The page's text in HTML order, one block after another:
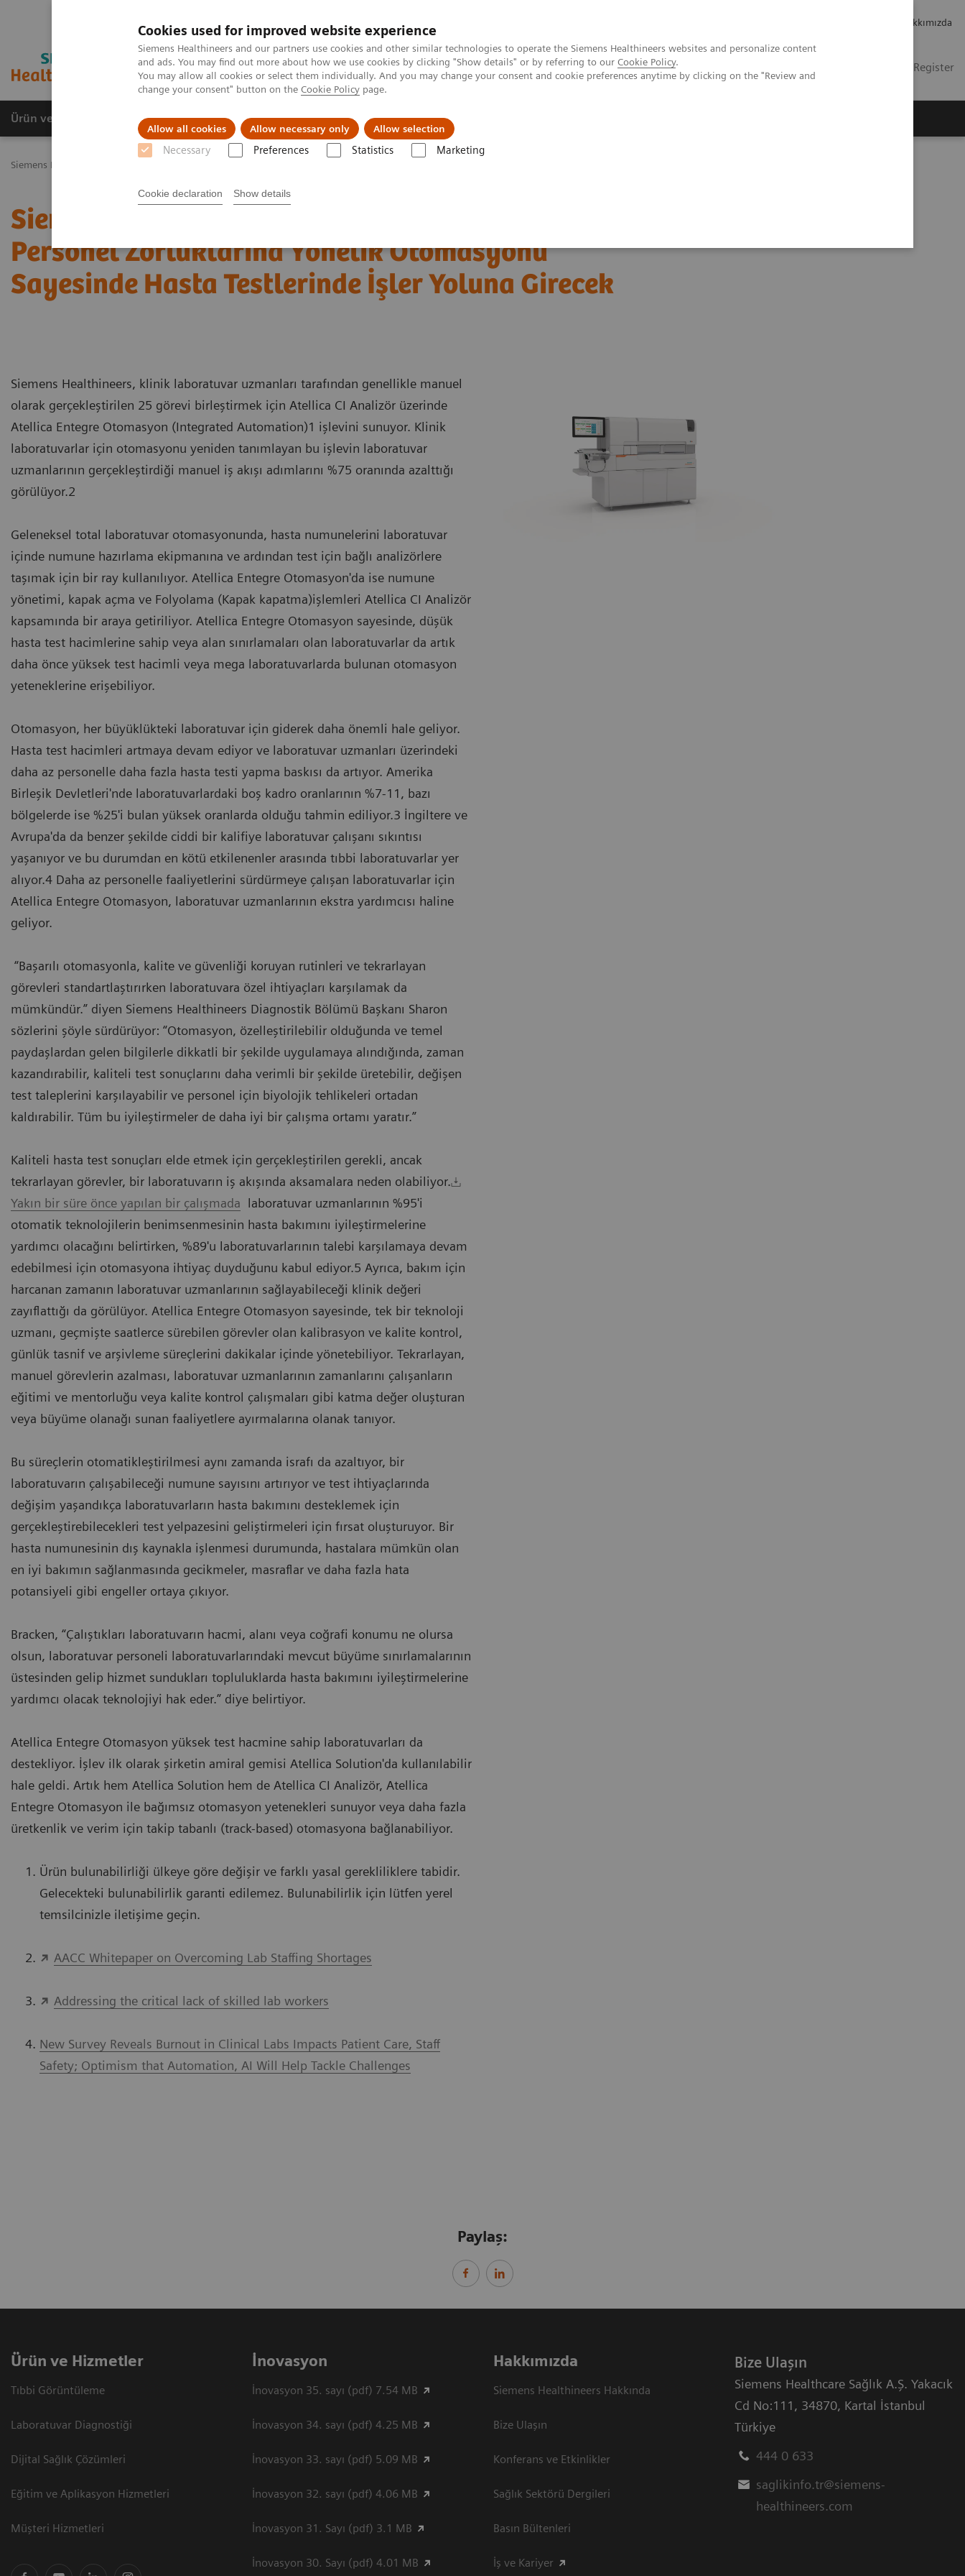
Cookies used for improved website experience
Siemens Healthineers and our partners use cookies and other similar technologies to operate the Siemens Healthineers websites and personalize content
and ads. You may find out more about how we use cookies by clicking "Show details" or by referring to our Cookie Policy.
You may allow all cookies or select them individually. And you may change your consent and cookie preferences anytime by clicking on the "Review and
change your consent" button on the Cookie Policy page.
Allow all cookies Allow necessary only Allow selection
Necessary Preferences Statistics Marketing
Cookie declaration Show details
Hakkımızda
Login / Register
Ürün ve Hizmetler Öne Çıkanlar Sağlık Hizmetlerinde Karşılaşılan Zorluklar ve Çözüm Yolları
Siemens Healthineers Türkiye
Siemens Healthineers'ın Laboratuvar İş Akışı ve
Personel Zorluklarına Yönelik Otomasyonu
Sayesinde Hasta Testlerinde İşler Yoluna Girecek
Siemens Healthineers, klinik laboratuvar uzmanları tarafından genellikle manuel
olarak gerçekleştirilen 25 görevi birleştirmek için Atellica CI Analizör üzerinde
Atellica Entegre Otomasyon (Integrated Automation)1 işlevini sunuyor. Klinik
laboratuvarlar için otomasyonu yeniden tanımlayan bu işlevin laboratuvar
uzmanlarının gerçekleştirdiği manuel iş akışı adımlarını %75 oranında azalttığı
görülüyor.2
Geleneksel total laboratuvar otomasyonunda, hasta numunelerini laboratuvar
içinde numune hazırlama ekipmanına ve ardından test için bağlı analizörlere
taşımak için bir ray kullanılıyor. Atellica Entegre Otomasyon'da ise numune
yönetimi, kapak açma ve Folyolama (Kapak kapatma)işlemleri Atellica CI Analizör
kapsamında bir araya getiriliyor. Atellica Entegre Otomasyon sayesinde, düşük
hasta test hacimlerine sahip veya alan sınırlamaları olan laboratuvarlar da artık
daha önce yüksek test hacimli veya mega laboratuvarlarda bulunan otomasyon
yeteneklerine erişebiliyor.
Otomasyon, her büyüklükteki laboratuvar için giderek daha önemli hale geliyor.
Hasta test hacimleri artmaya devam ediyor ve laboratuvar uzmanları üzerindeki
daha az personelle daha fazla hasta testi yapma baskısı da artıyor. Amerika
Birleşik Devletleri'nde laboratuvarlardaki boş kadro oranlarının %7-11, bazı
bölgelerde ise %25'i bulan yüksek oranlarda olduğu tahmin ediliyor.3 İngiltere ve
Avrupa'da da benzer şekilde ciddi bir kalifiye laboratuvar çalışanı sıkıntısı
yaşanıyor ve bu durumdan en kötü etkilenenler arasında tıbbi laboratuvarlar yer
alıyor.4 Daha az personelle faaliyetlerini sürdürmeye çalışan laboratuvarlar için
Atellica Entegre Otomasyon, laboratuvar uzmanlarının ekstra yardımcısı haline
geliyor.
“Başarılı otomasyonla, kalite ve güvenliği koruyan rutinleri ve tekrarlayan
görevleri standartlaştırırken laboratuvara özel ihtiyaçları karşılamak da
mümkündür.” diyen Siemens Healthineers Diagnostik Bölümü Başkanı Sharon
sözlerini şöyle sürdürüyor: “Otomasyon, özelleştirilebilir olduğunda ve temel
paydaşlardan gelen bilgilerle dikkatli bir şekilde uygulamaya alındığında, zaman
kazandırabilir, kaliteli test sonuçlarını daha verimli bir şekilde üretebilir, değişen
test taleplerini karşılayabilir ve personel için biyolojik tehlikeleri ortadan
kaldırabilir. Tüm bu iyileştirmeler de daha iyi bir çalışma ortamı yaratır.”
Kaliteli hasta test sonuçları elde etmek için gerçekleştirilen gerekli, ancak
tekrarlayan görevler, bir laboratuvarın iş akışında aksamalara neden olabiliyor.
Yakın bir süre önce yapılan bir çalışmada laboratuvar uzmanlarının %95'i
otomatik teknolojilerin benimsenmesinin hasta bakımını iyileştirmelerine
yardımcı olacağını belirtirken, %89'u laboratuvarlarının talebi karşılamaya devam
edebilmesi için otomasyona ihtiyaç duyduğunu kabul ediyor.5 Ayrıca, bakım için
harcanan zamanın laboratuvar uzmanlarının sağlayabileceği klinik değeri
zayıflattığı da görülüyor. Atellica Entegre Otomasyon sayesinde, tek bir teknoloji
uzmanı, geçmişte saatlerce sürebilen görevler olan kalibrasyon ve kalite kontrol,
günlük tasnif ve arşivleme süreçlerini dakikalar içinde yönetebiliyor. Tekrarlayan,
manuel görevlerin azalması, laboratuvar uzmanlarının zamanlarını çalışanların
eğitimi ve mentorluğu veya kalite kontrol çalışmaları gibi katma değer oluşturan
veya büyüme olanağı sunan faaliyetlere ayırmalarına olanak tanıyor.
Bu süreçlerin otomatikleştirilmesi aynı zamanda israfı da azaltıyor, bir
laboratuvarın çalışabileceği numune sayısını artırıyor ve test ihtiyaçlarında
değişim yaşandıkça laboratuvarların hasta bakımını desteklemek için
gerçekleştirebilecekleri test yelpazesini geliştirmeleri için fırsat oluşturuyor. Bir
hasta numunesinin dış kaynakla işlenmesi durumunda, hastalara mümkün olan
en iyi bakımın sağlanmasında gecikmeler, masraflar ve daha fazla hata
potansiyeli gibi engeller ortaya çıkıyor.
Bracken, “Çalıştıkları laboratuvarın hacmi, alanı veya coğrafi konumu ne olursa
olsun, laboratuvar personeli laboratuvarlarındaki mevcut büyüme sınırlamalarının
üstesinden gelip hizmet sundukları topluluklarda hasta bakımını iyileştirmelerine
yardımcı olacak teknolojiyi hak eder.” diye belirtiyor.
Atellica Entegre Otomasyon yüksek test hacmine sahip laboratuvarları da
destekliyor. İşlev ilk olarak şirketin amiral gemisi Atellica Solution'da kullanılabilir
hale geldi. Artık hem Atellica Solution hem de Atellica CI Analizör, Atellica
Entegre Otomasyon ile bağımsız otomasyon yetenekleri sunuyor veya daha fazla
üretkenlik ve verim için takip tabanlı (track-based) otomasyona bağlanabiliyor.
Ürün bulunabilirliği ülkeye göre değişir ve farklı yasal gerekliliklere tabidir.
Gelecekteki bulunabilirlik garanti edilemez. Bulunabilirlik için lütfen yerel
temsilcinizle iletişime geçin.
AACC Whitepaper on Overcoming Lab Staffing Shortages
Addressing the critical lack of skilled lab workers
New Survey Reveals Burnout in Clinical Labs Impacts Patient Care, Staff
Safety; Optimism that Automation, AI Will Help Tackle Challenges
Paylaş:
Ürün ve Hizmetler
Tıbbi Görüntüleme
Laboratuvar Diagnostiği
Dijital Sağlık Çözümleri
Eğitim ve Aplikasyon Hizmetleri
Müşteri Hizmetleri
İnovasyon
İnovasyon 35. sayı (pdf) 7.54 MB
İnovasyon 34. sayı (pdf) 4.25 MB
İnovasyon 33. sayı (pdf) 5.09 MB
İnovasyon 32. sayı (pdf) 4.06 MB
İnovasyon 31. Sayı (pdf) 3.1 MB
İnovasyon 30. Sayı (pdf) 4.01 MB
Hakkımızda
Siemens Healthineers Hakkında
Bize Ulaşın
Konferans ve Etkinlikler
Sağlık Sektörü Dergileri
Basın Bültenleri
İş ve Kariyer
Bize Ulaşın
Siemens Healthcare Sağlık A.Ş. Yakacık
Cd No:111 , 34870, Kartal İstanbul
Türkiye
444 0 633
saglikinfo.tr@siemens-
healthineers.com